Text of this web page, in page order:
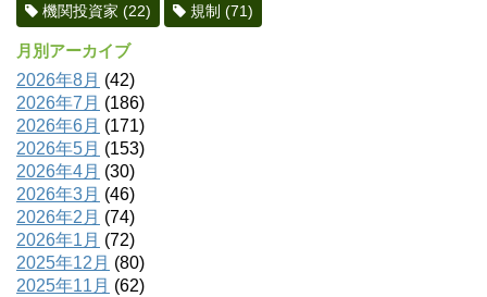
機関投資家 (22) 規制 (71)
月別アーカイブ
2026年8月 (42)
2026年7月 (186)
2026年6月 (171)
2026年5月 (153)
2026年4月 (30)
2026年3月 (46)
2026年2月 (74)
2026年1月 (72)
2025年12月 (80)
2025年11月 (62)